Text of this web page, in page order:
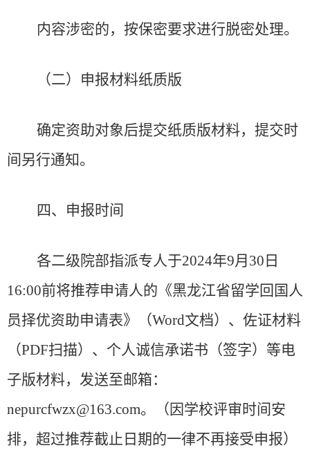
内容涉密的，按保密要求进行脱密处理。
（二）申报材料纸质版
确定资助对象后提交纸质版材料，提交时
间另行通知。
四、申报时间
各二级院部指派专人于2024年9月 30 日
16:00前将推荐申请人的《黑龙江省留学回国人
员择优资助申请表》
（Word文档） 、佐证材料
（PDF扫描）、 个人诚信承诺书（签字） 等电
子版材料，发送至邮箱：
nepurcfwzx@163.com。 （因学校评审时间安
排，超过推荐截止日期的一律不再接受申报）